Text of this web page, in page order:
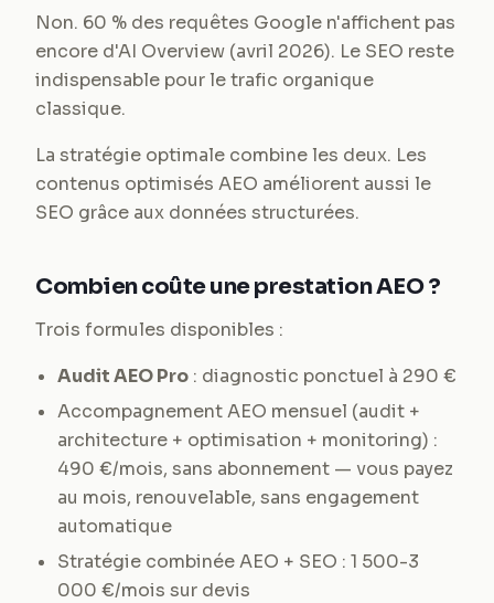
Non. 60 % des requêtes Google n'affichent pas
encore d'AI Overview (avril 2026). Le SEO reste
indispensable pour le trafic organique
classique.
La stratégie optimale combine les deux. Les
contenus optimisés AEO améliorent aussi le
SEO grâce aux données structurées.
Combien coûte une prestation AEO ?
Trois formules disponibles :
Audit AEO Pro : diagnostic ponctuel à 290 €
Accompagnement AEO mensuel (audit +
architecture + optimisation + monitoring) :
490 €/mois, sans abonnement — vous payez
au mois, renouvelable, sans engagement
automatique
Stratégie combinée AEO + SEO : 1 500-3
000 €/mois sur devis